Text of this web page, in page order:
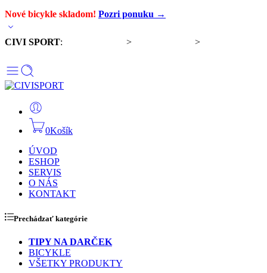
Nové bicykle skladom! Pozri ponuku →
CIVI SPORT: > >
0Košík
ÚVOD
ESHOP
SERVIS
O NÁS
KONTAKT
Prechádzať kategórie
TIPY NA DARČEK
BICYKLE
VŠETKY PRODUKTY